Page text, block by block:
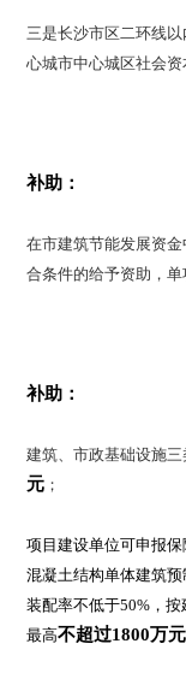
三是长沙市区二环线
心城市中心城区社会
补助：
在市建筑节能发展资
合条件的给予资助，单
补助：
建筑、市政基础设施
元 ；
项目建设单位可申报
混凝土结构单体建筑
装配率不低于50%，按
最高不超过1800万